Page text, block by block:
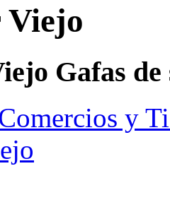
Viejo
Gafas de
y